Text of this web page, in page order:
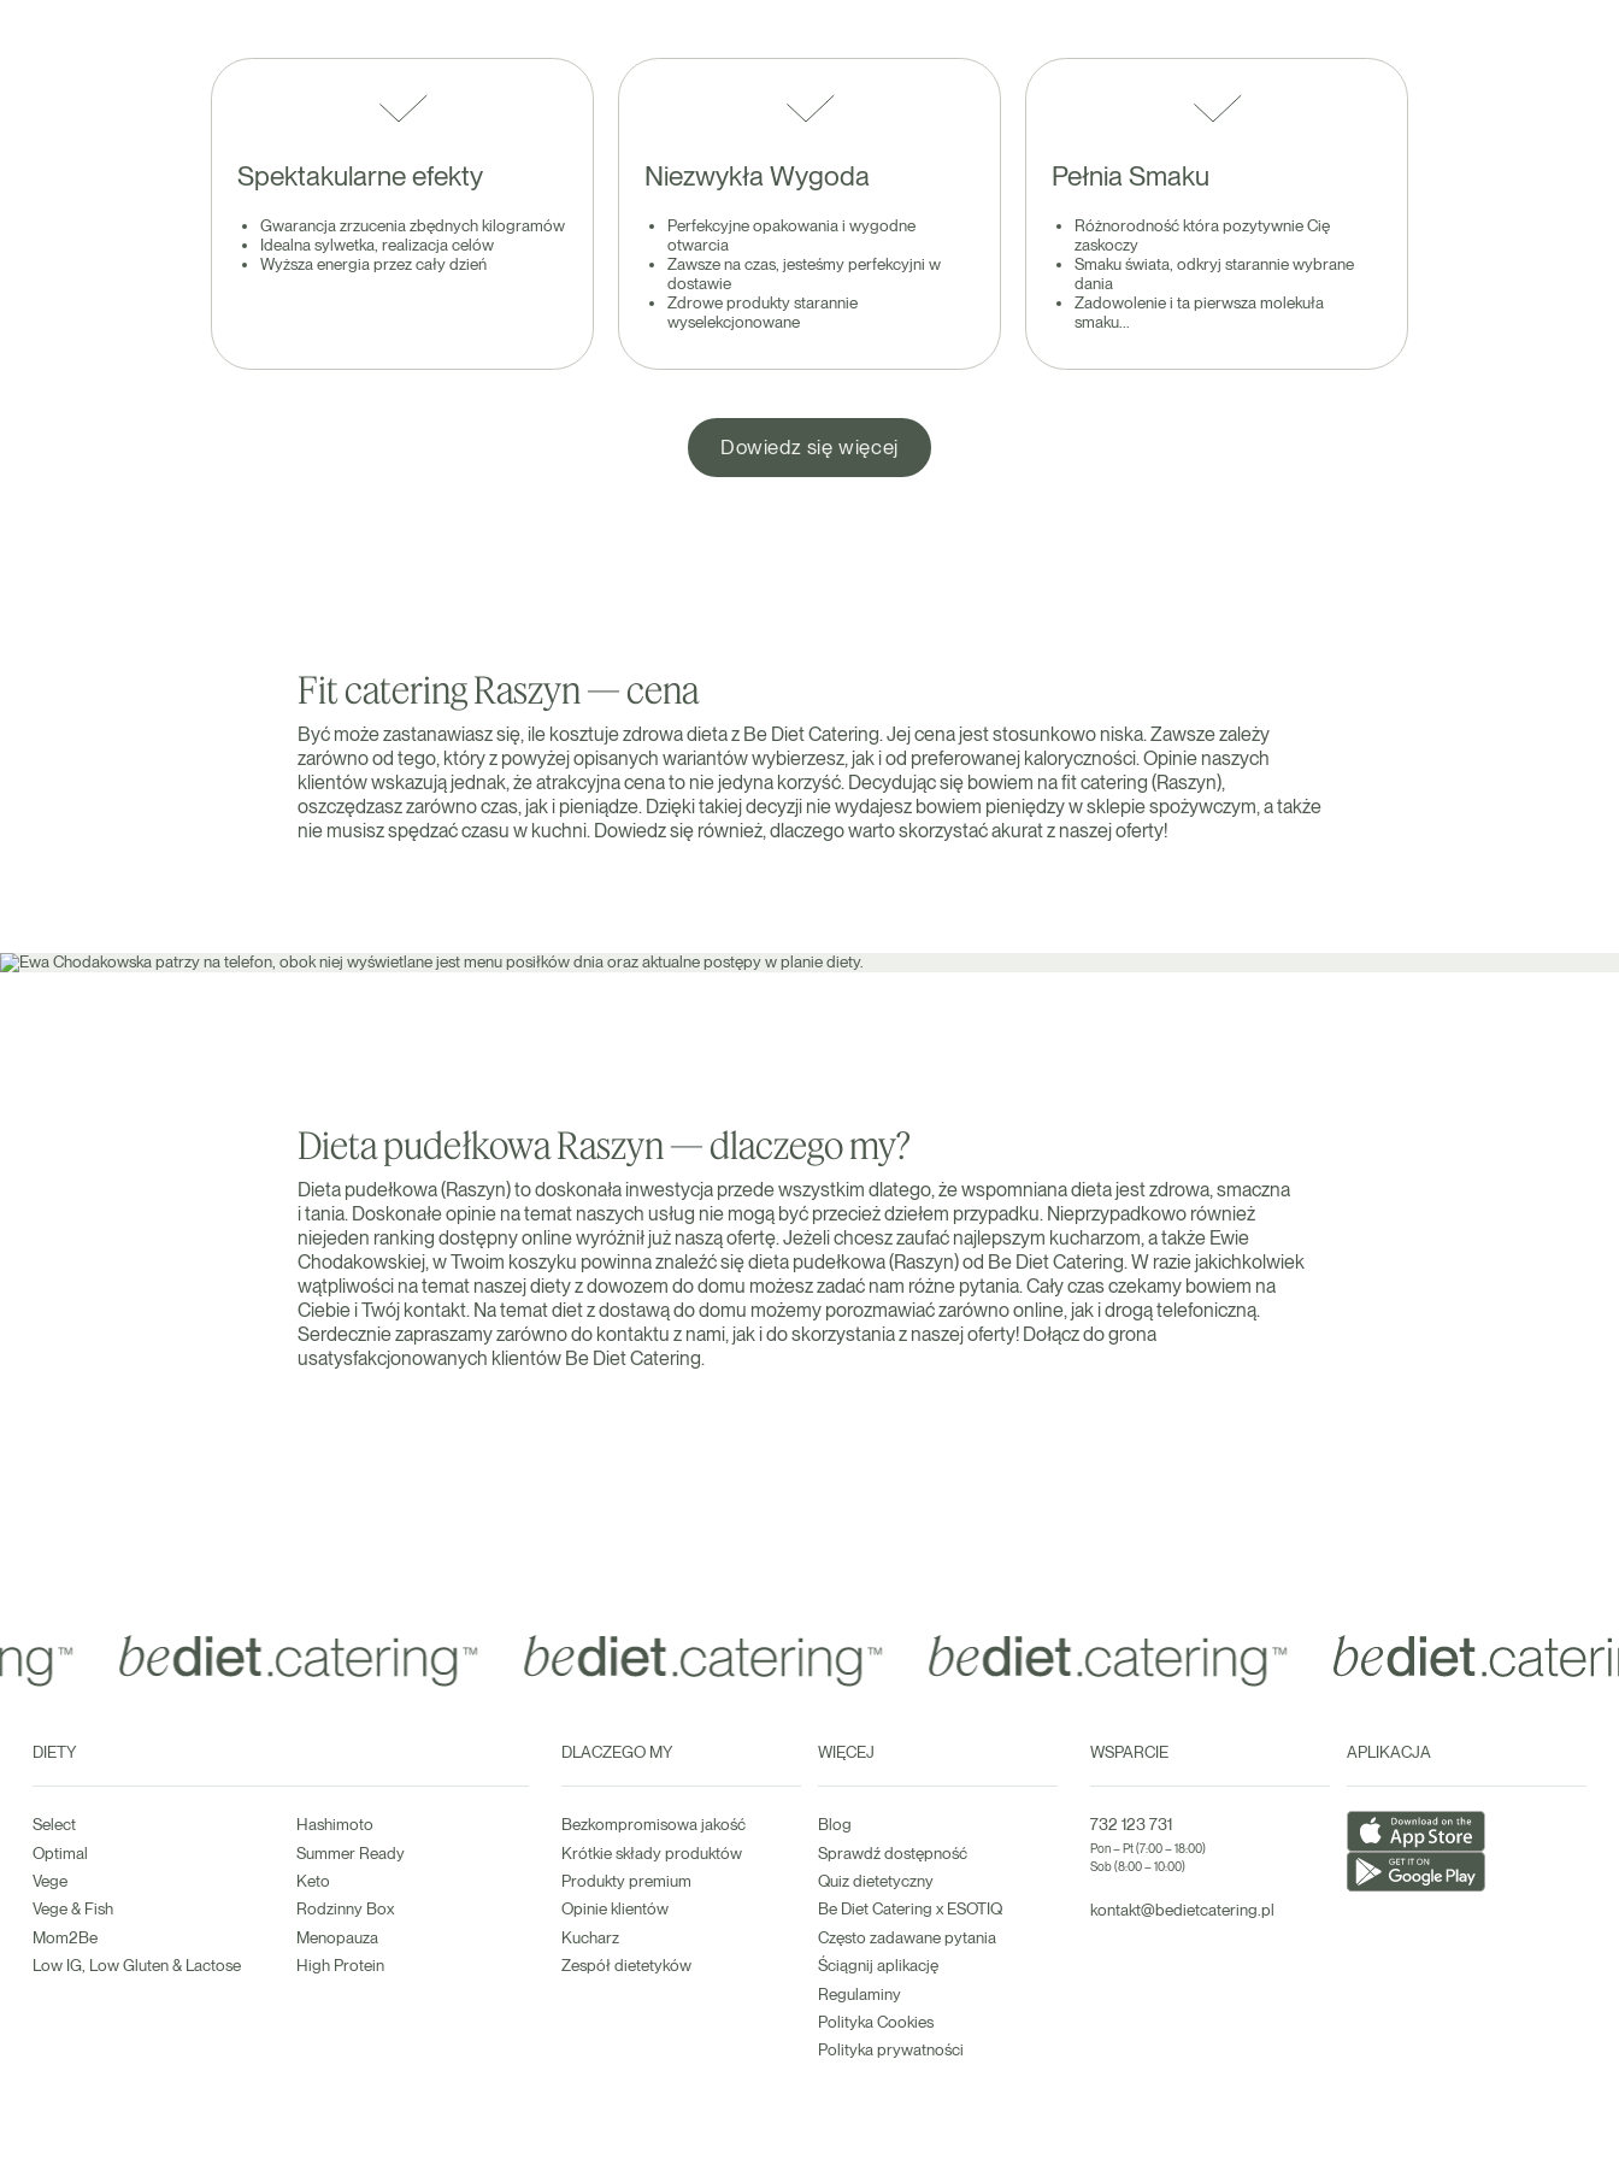
Spektakularne efekty
Gwarancja zrzucenia zbędnych kilogramów
Idealna sylwetka, realizacja celów
Wyższa energia przez cały dzień
Niezwykła Wygoda
Perfekcyjne opakowania i wygodne
otwarcia
Zawsze na czas, jesteśmy perfekcyjni w
dostawie
Zdrowe produkty starannie
wyselekcjonowane
Pełnia Smaku
Różnorodność która pozytywnie Cię
zaskoczy
Smaku świata, odkryj starannie wybrane
dania
Zadowolenie i ta pierwsza molekuła
smaku...
Dowiedz się więcej
Fit catering Raszyn — cena
Być może zastanawiasz się, ile kosztuje zdrowa dieta z Be Diet Catering. Jej cena jest stosunkowo niska. Zawsze zależy
zarówno od tego, który z powyżej opisanych wariantów wybierzesz, jak i od preferowanej kaloryczności. Opinie naszych
klientów wskazują jednak, że atrakcyjna cena to nie jedyna korzyść. Decydując się bowiem na fit catering (Raszyn),
oszczędzasz zarówno czas, jak i pieniądze. Dzięki takiej decyzji nie wydajesz bowiem pieniędzy w sklepie spożywczym, a także
nie musisz spędzać czasu w kuchni. Dowiedz się również, dlaczego warto skorzystać akurat z naszej oferty!
Dieta pudełkowa Raszyn — dlaczego my?
Dieta pudełkowa (Raszyn) to doskonała inwestycja przede wszystkim dlatego, że wspomniana dieta jest zdrowa, smaczna
i tania. Doskonałe opinie na temat naszych usług nie mogą być przecież dziełem przypadku. Nieprzypadkowo również
niejeden ranking dostępny online wyróżnił już naszą ofertę. Jeżeli chcesz zaufać najlepszym kucharzom, a także Ewie
Chodakowskiej, w Twoim koszyku powinna znaleźć się dieta pudełkowa (Raszyn) od Be Diet Catering. W razie jakichkolwiek
wątpliwości na temat naszej diety z dowozem do domu możesz zadać nam różne pytania. Cały czas czekamy bowiem na
Ciebie i Twój kontakt. Na temat diet z dostawą do domu możemy porozmawiać zarówno online, jak i drogą telefoniczną.
Serdecznie zapraszamy zarówno do kontaktu z nami, jak i do skorzystania z naszej oferty! Dołącz do grona
usatysfakcjonowanych klientów Be Diet Catering.
DIETY
Select
Optimal
Vege
Vege & Fish
Mom2Be
Low IG, Low Gluten & Lactose
Hashimoto
Summer Ready
Keto
Rodzinny Box
Menopauza
High Protein
DLACZEGO MY
Bezkompromisowa jakość
Krótkie składy produktów
Produkty premium
Opinie klientów
Kucharz
Zespół dietetyków
WIĘCEJ
Blog
Sprawdź dostępność
Quiz dietetyczny
Be Diet Catering x ESOTIQ
Często zadawane pytania
Ściągnij aplikację
Regulaminy
Polityka Cookies
Polityka prywatności
WSPARCIE
732 123 731
Pon – Pt (7:00 – 18:00)
Sob (8:00 – 10:00)
kontakt@bedietcatering.pl
APLIKACJA